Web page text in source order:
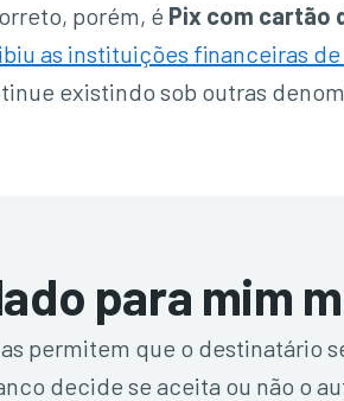
porém, é Pix com cartão
as instituições financeiras
existindo sob outras
para mim
permitem que o destinatário
decide se aceita ou não o